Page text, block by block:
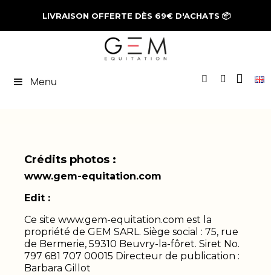
LIVRAISON OFFERTE DÈS 69€ D'ACHATS 📦
Menu
Crédits photos :
www.gem-equitation.com
Edit :
Ce site www.gem-equitation.com est la
propriété de GEM SARL. Siège social : 75, rue
de Bermerie, 59310 Beuvry-la-fôret. Siret No.
797 681 707 00015 Directeur de publication :
Barbara Gillot